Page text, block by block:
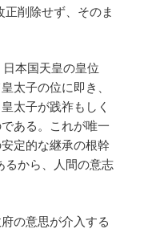
正削除せず、そのま
本国天皇の皇位
太子の位に即き、
太子が践祚もしく
ある。これが唯一
定的な継承の根幹
るから、人間の意志
の意思が介入する